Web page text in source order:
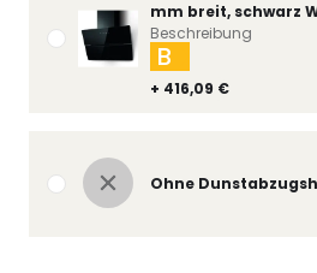
mm breit, schwarz
+ 416,09 €
B
Beschreibung
Ohne